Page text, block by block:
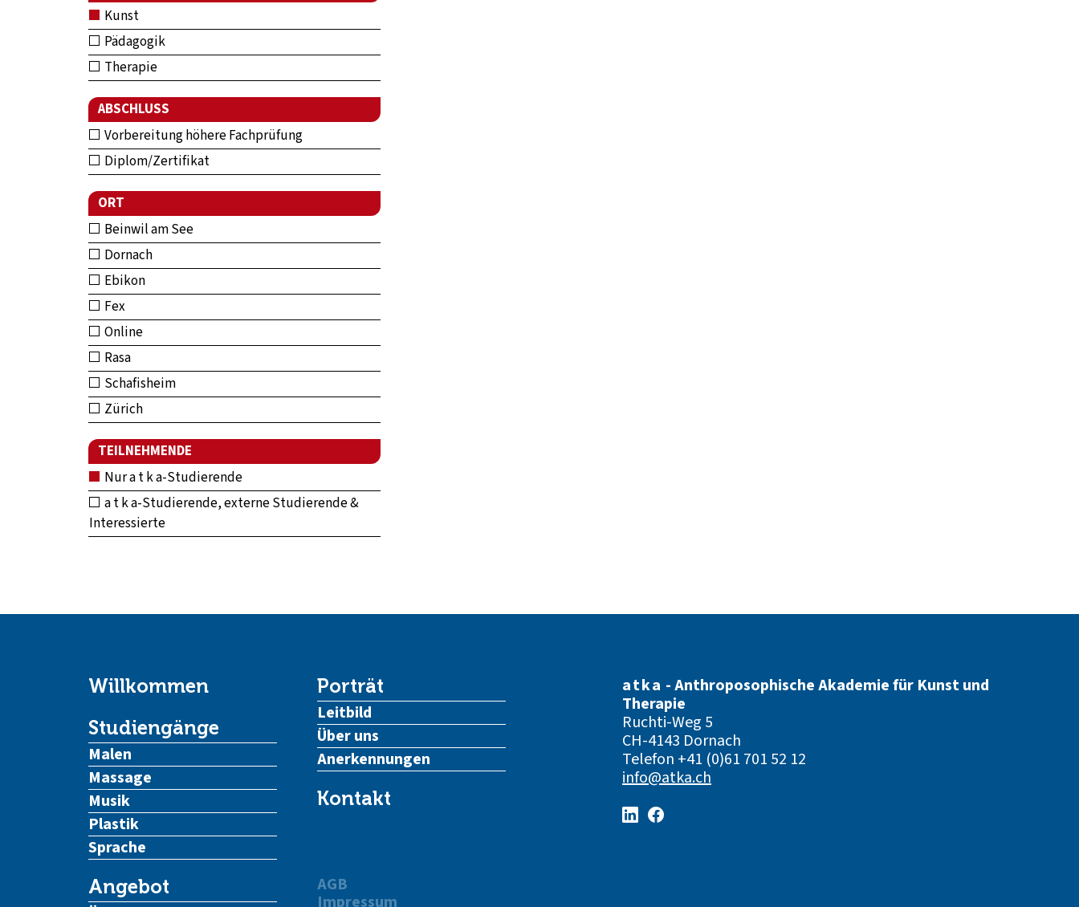
Kunst
Pädagogik
Therapie
ABSCHLUSS
Vorbereitung höhere Fachprüfung
Diplom/Zertifikat
ORT
Beinwil am See
Dornach
Ebikon
Fex
Online
Rasa
Schafisheim
Zürich
TEILNEHMENDE
Nur a t k a-Studierende
a t k a-Studierende, externe Studierende &
Interessierte
Willkommen
Studiengänge
Malen
Massage
Musik
Plastik
Sprache
Angebot
Porträt
Leitbild
Über uns
Anerkennungen
Kontakt
AGB
Impressum
atka - Anthroposophische Akademie für Kunst und
Therapie
Ruchti-Weg 5
CH-4143 Dornach
Telefon +41 (0)61 701 52 12
info@atka.ch